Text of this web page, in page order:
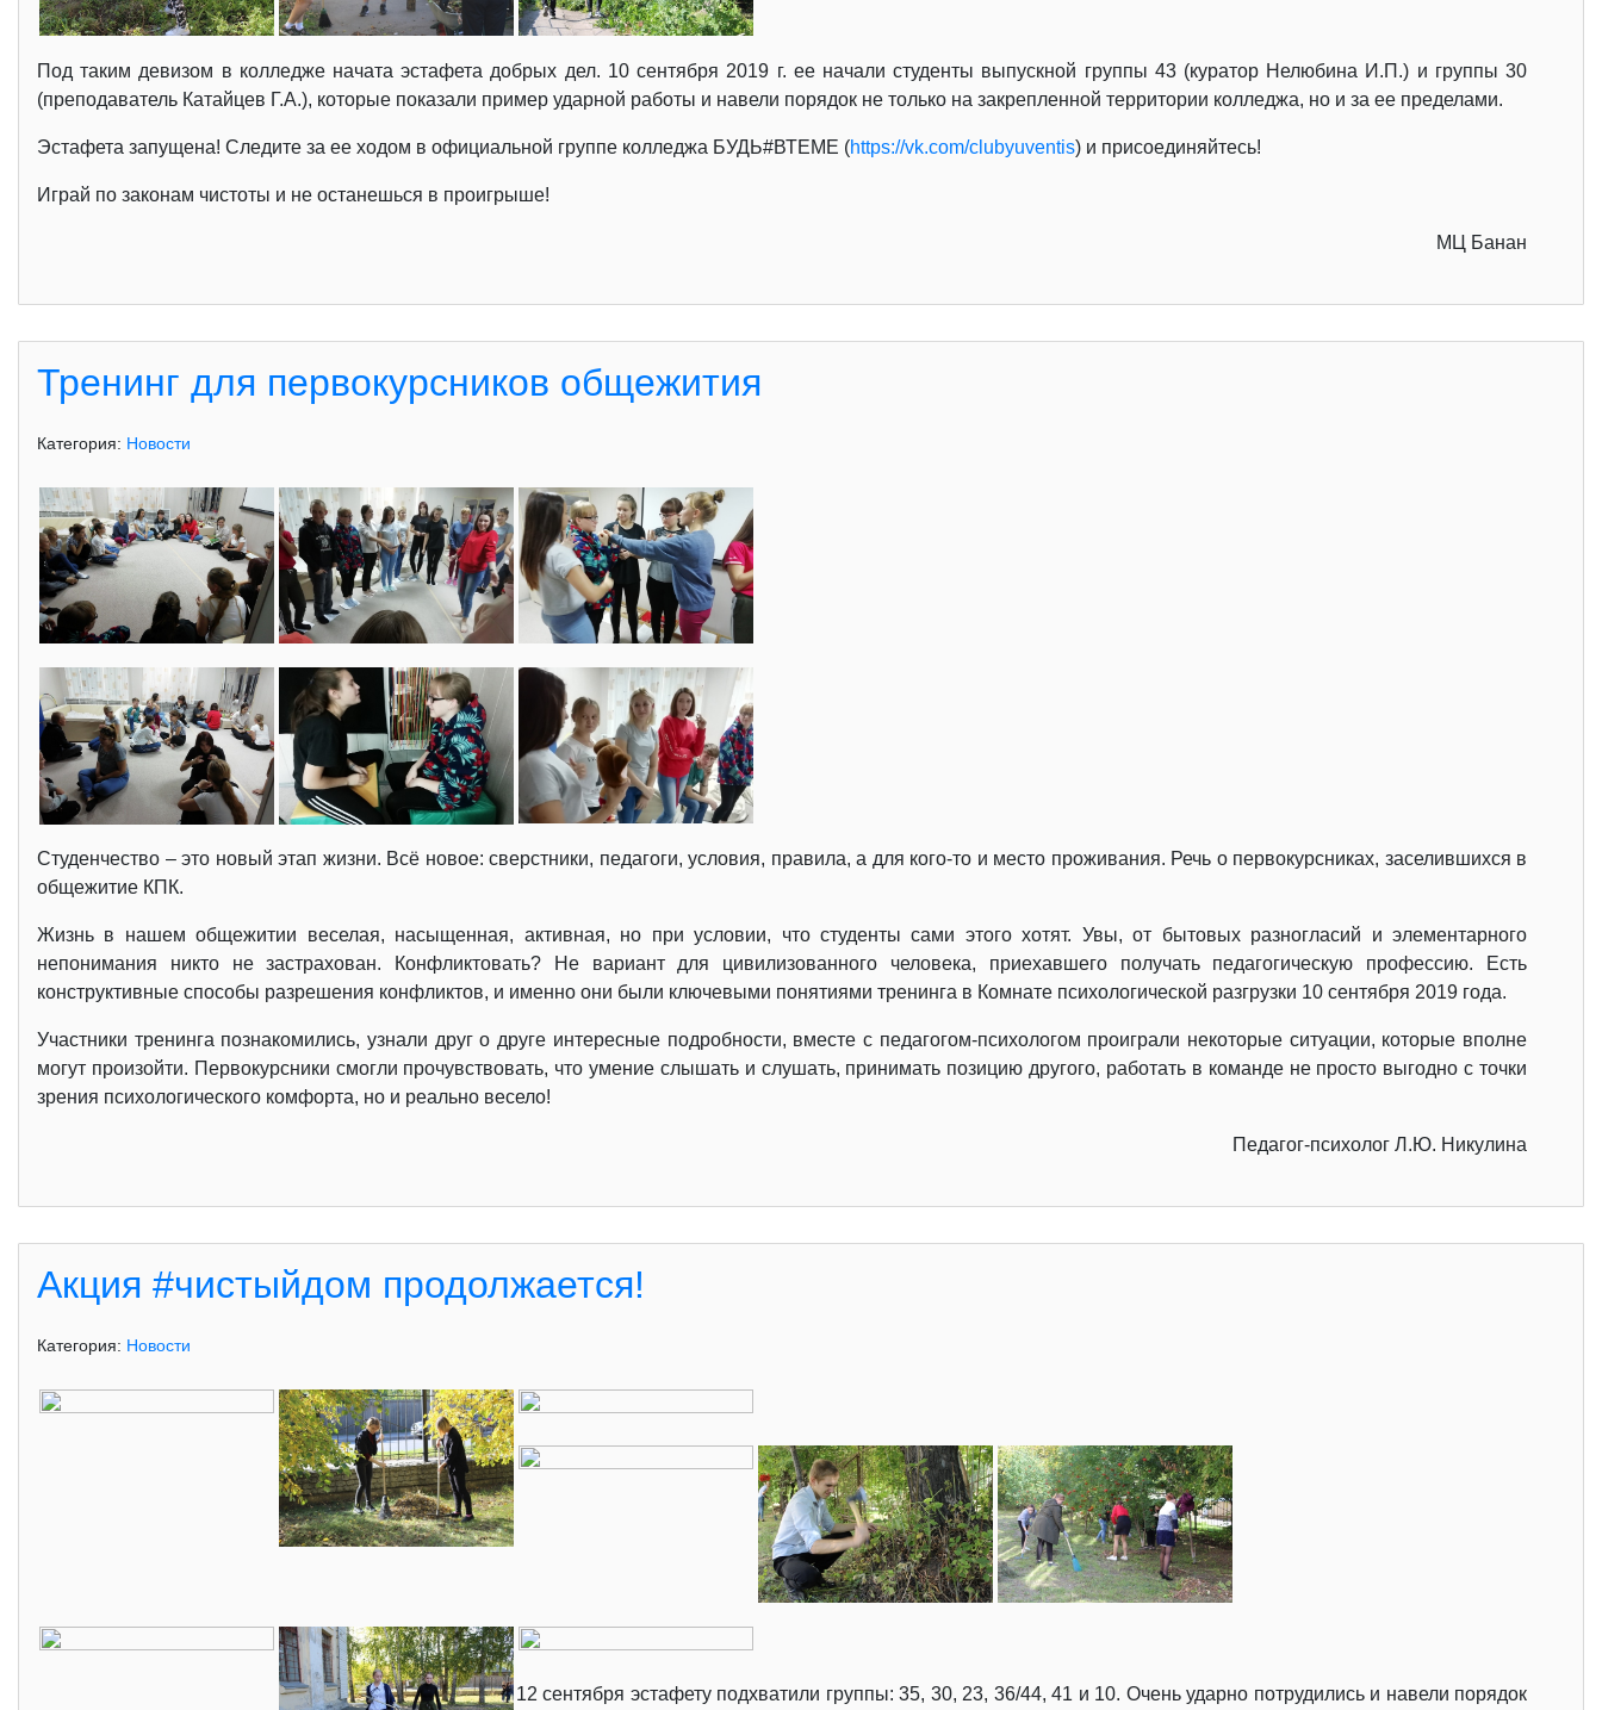
Под таким девизом в колледже начата эстафета добрых дел. 10 сентября 2019 г. ее начали студенты выпускной группы 43 (куратор Нелюбина И.П.) и группы 30
(преподаватель Катайцев Г.А.), которые показали пример ударной работы и навели порядок не только на закрепленной территории колледжа, но и за ее пределами.
Эстафета запущена! Следите за ее ходом в официальной группе колледжа БУДЬ#ВТЕМЕ (https://vk.com/clubyuventis) и присоединяйтесь!
Играй по законам чистоты и не останешься в проигрыше!
МЦ Банан
Тренинг для первокурсников общежития
Категория: Новости
Студенчество – это новый этап жизни. Всё новое: сверстники, педагоги, условия, правила, а для кого-то и место проживания. Речь о первокурсниках, заселившихся в
общежитие КПК.
Жизнь в нашем общежитии веселая, насыщенная, активная, но при условии, что студенты сами этого хотят. Увы, от бытовых разногласий и элементарного
непонимания никто не застрахован. Конфликтовать? Не вариант для цивилизованного человека, приехавшего получать педагогическую профессию. Есть
конструктивные способы разрешения конфликтов, и именно они были ключевыми понятиями тренинга в Комнате психологической разгрузки 10 сентября 2019 года.
Участники тренинга познакомились, узнали друг о друге интересные подробности, вместе с педагогом-психологом проиграли некоторые ситуации, которые вполне
могут произойти. Первокурсники смогли прочувствовать, что умение слышать и слушать, принимать позицию другого, работать в команде не просто выгодно с точки
зрения психологического комфорта, но и реально весело!
Педагог-психолог Л.Ю. Никулина
Акция #чистыйдом продолжается!
Категория: Новости
12 сентября эстафету подхватили группы: 35, 30, 23, 36/44, 41 и 10. Очень ударно потрудились и навели порядок